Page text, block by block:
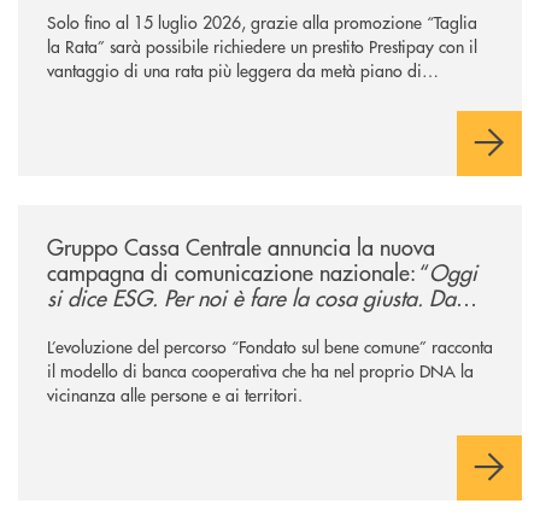
Solo fino al 15 luglio 2026, grazie alla promozione “Taglia
la Rata” sarà possibile richiedere un prestito Prestipay con il
vantaggio di una rata più leggera da metà piano di
Gruppo Cassa Centrale annuncia la nuova
campagna di comunicazione nazionale: “Oggi
si dice ESG. Per noi è fare la cosa giusta. Da
L’evoluzione del percorso “Fondato sul bene comune” racconta
il modello di banca cooperativa che ha nel proprio DNA la
vicinanza alle persone e ai territori.